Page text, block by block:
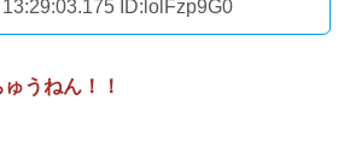
ID:lolFzp9G0
うねん！！